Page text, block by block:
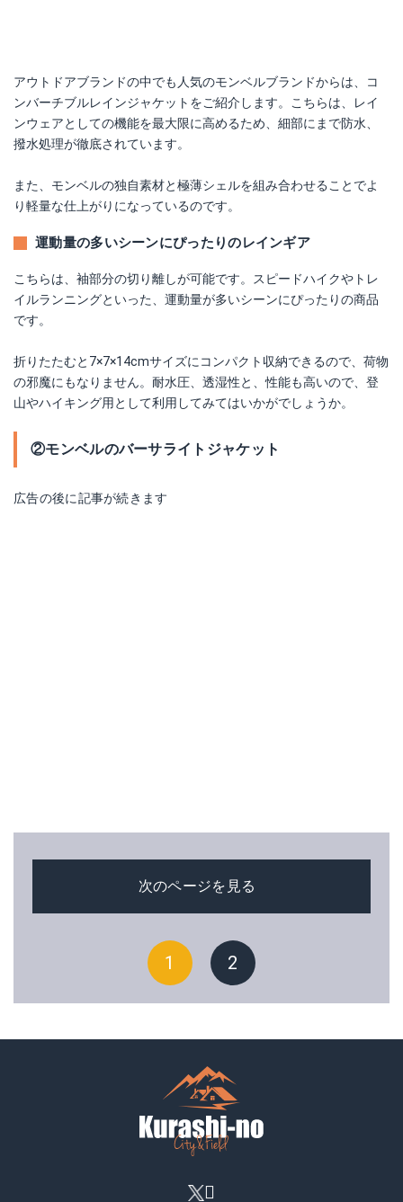
アウトドアブランドの中でも人気のモンベルブランドからは、コ
ンバーチブルレインジャケットをご紹介します。こちらは、レイ
ンウェアとしての機能を最大限に高めるため、細部にまで防水、
撥水処理が徹底されています。
また、モンベルの独自素材と極薄シェルを組み合わせることでよ
り軽量な仕上がりになっているのです。
運動量の多いシーンにぴったりのレインギア
こちらは、袖部分の切り離しが可能です。スピードハイクやトレ
イルランニングといった、運動量が多いシーンにぴったりの商品
です。
折りたたむと7×7×14cmサイズにコンパクト収納できるので、荷物
の邪魔にもなりません。耐水圧、透湿性と、性能も高いので、登
山やハイキング用として利用してみてはいかがでしょうか。
②モンベルのバーサライトジャケット
広告の後に記事が続きます
次のページを見る
1 2